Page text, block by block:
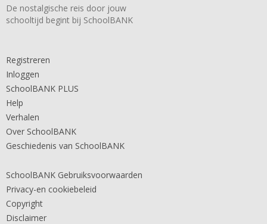
De nostalgische reis door jouw
schooltijd begint bij SchoolBANK
Registreren
Inloggen
SchoolBANK PLUS
Help
Verhalen
Over SchoolBANK
Geschiedenis van SchoolBANK
SchoolBANK Gebruiksvoorwaarden
Privacy-en cookiebeleid
Copyright
Disclaimer